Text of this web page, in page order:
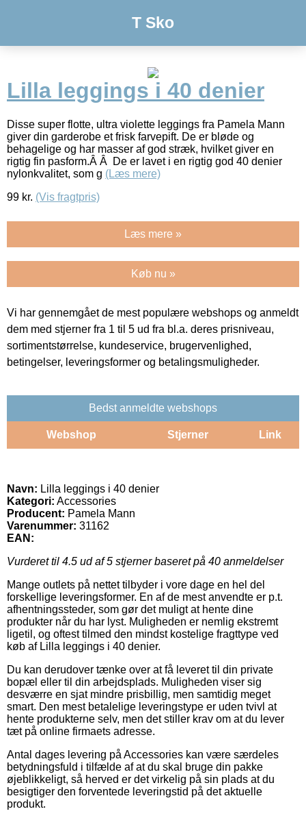
T Sko
Lilla leggings i 40 denier
Disse super flotte, ultra violette leggings fra Pamela Mann
giver din garderobe et frisk farvepift. De er bløde og
behagelige og har masser af god stræk, hvilket giver en
rigtig fin pasform.Â Â De er lavet i en rigtig god 40 denier
nylonkvalitet, som g (Læs mere)
99 kr. (Vis fragtpris)
Læs mere »
Køb nu »
Vi har gennemgået de mest populære webshops og anmeldt
dem med stjerner fra 1 til 5 ud fra bl.a. deres prisniveau,
sortimentstørrelse, kundeservice, brugervenlighed,
betingelser, leveringsformer og betalingsmuligheder.
Bedst anmeldte webshops
Webshop Stjerner Link
Navn: Lilla leggings i 40 denier
Kategori: Accessories
Producent: Pamela Mann
Varenummer: 31162
EAN:
Vurderet til 4.5 ud af 5 stjerner baseret på 40 anmeldelser
Mange outlets på nettet tilbyder i vore dage en hel del
forskellige leveringsformer. En af de mest anvendte er p.t.
afhentningssteder, som gør det muligt at hente dine
produkter når du har lyst. Muligheden er nemlig ekstremt
ligetil, og oftest tilmed den mindst kostelige fragttype ved
køb af Lilla leggings i 40 denier.
Du kan derudover tænke over at få leveret til din private
bopæl eller til din arbejdsplads. Muligheden viser sig
desværre en sjat mindre prisbillig, men samtidig meget
smart. Den mest betalelige leveringstype er uden tvivl at
hente produkterne selv, men det stiller krav om at du lever
tæt på online firmaets adresse.
Antal dages levering på Accessories kan være særdeles
betydningsfuld i tilfælde af at du skal bruge din pakke
øjeblikkeligt, så herved er det virkelig på sin plads at du
besigtiger den forventede leveringstid på det aktuelle
produkt.